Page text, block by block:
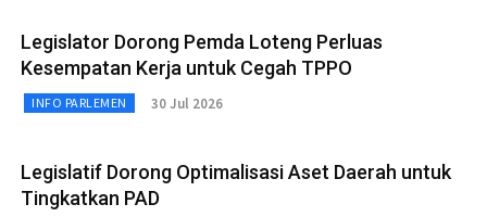
Legislator Dorong Pemda Loteng Perluas
Kesempatan Kerja untuk Cegah TPPO
INFO PARLEMEN 30 Jul 2026
Legislatif Dorong Optimalisasi Aset Daerah untuk
Tingkatkan PAD